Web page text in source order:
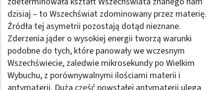
dzisiaj – to Wszechświat zdominowany przez materię.
Źródła tej asymetrii pozostają dotąd nieznane.
Zderzenia jąder o wysokiej energii tworzą warunki
podobne do tych, które panowały we wczesnym
Wszechświecie, zaledwie mikrosekundy po Wielkim
Wybuchu, z porównywalnymi ilościami materii i